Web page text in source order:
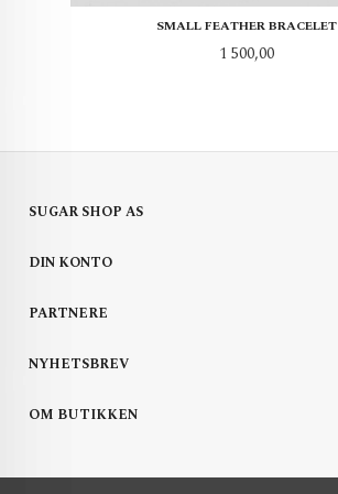
SMALL FEATHER BRACELET
Pris
1 500,00
SUGAR SHOP AS
DIN KONTO
PARTNERE
NYHETSBREV
OM BUTIKKEN